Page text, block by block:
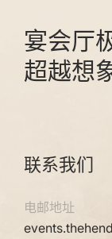
宴会厅
超越想
联系我们
电邮地址